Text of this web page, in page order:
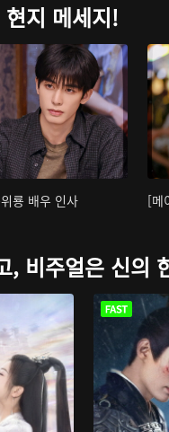
지 메세지!
룡 배우 인사 [메
, 비주얼은 신의